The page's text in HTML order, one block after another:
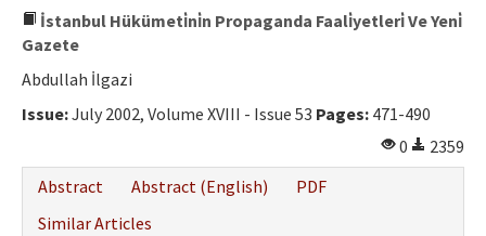
İstanbul Hükümeti̇ni̇n Propaganda Faali̇yetleri̇ Ve Yeni̇
Gazete
Abdullah İlgazi
Issue:July 2002, Volume XVIII - Issue 53 Pages: 471-490
0
2359
Abstract
Abstract (English)
PDF
Similar Articles